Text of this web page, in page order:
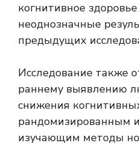
когнитивное
неоднозначные
предыдущих
Исследование также
раннему выявлению
снижения
рандомизированным
изучающим методы